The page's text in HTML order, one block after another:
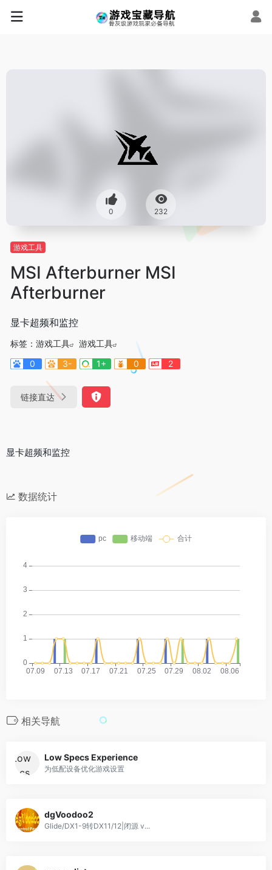
0 232
游戏工具
MSI Afterburner MSI
Afterburner
显卡超频和监控
标签： 游戏工具
游戏工具
0
3- 1+ 0 2
链接直达
显卡超频和监控
数据统计
相关导航
Low Specs Experience
为低配设备优化游戏设置
dgVoodoo2
Glide/DX1-9转DX11/12|闭源 v...